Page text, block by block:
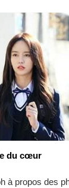
du cœur
à propos des